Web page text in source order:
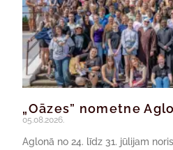
„Oāzes” nometne
05.08.2026.
Aglonā no 24. līdz 31. jūlijam